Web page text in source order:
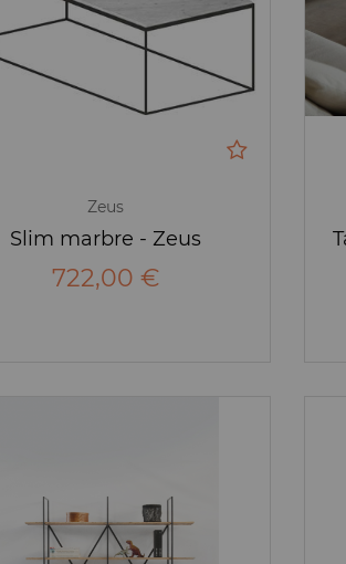
Zeus
Slim marbre - Zeus
722,00 €